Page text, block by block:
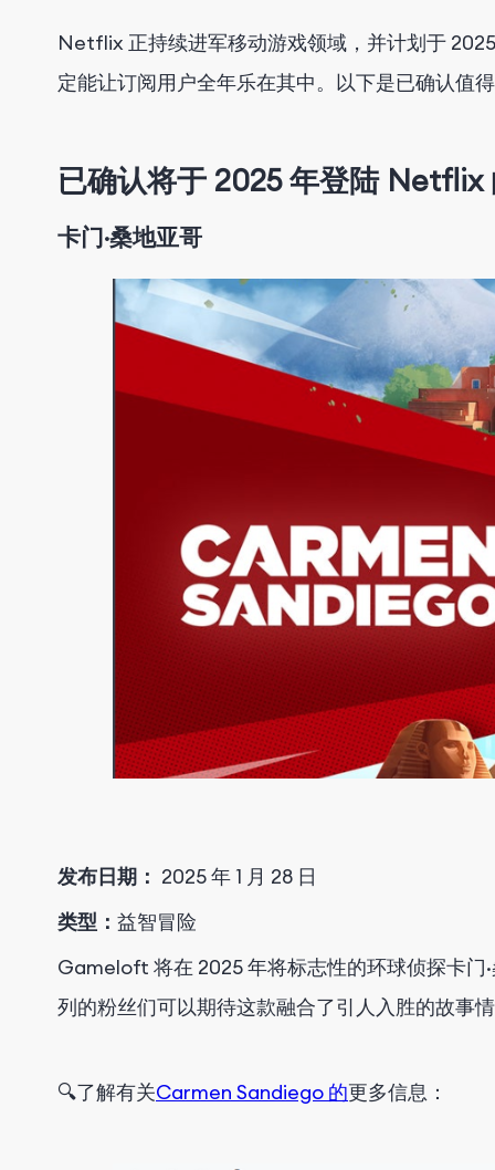
Netflix 正持续进军移动游戏领域，并计划于
定能让订阅用户全年乐在其中。以下是已确认值
已确认将于 2025 年登陆 Netflix
卡门·桑地亚哥
发布日期： 2025 年 1 月 28 日
类型： 益智冒险
Gameloft 将在 2025 年将标志性的环球侦探卡门
列的粉丝们可以期待这款融合了引人入胜的故事
🔍了解有关Carmen Sandiego 的更多信息 ：